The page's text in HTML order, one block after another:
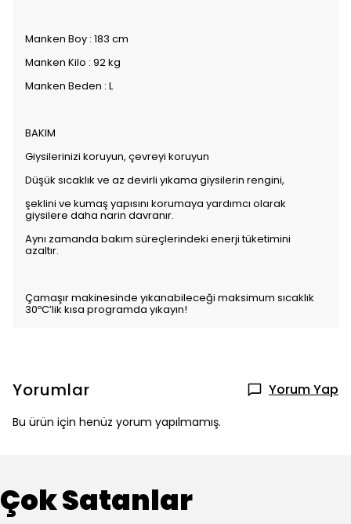
Manken Boy : 183 cm
Manken Kilo : 92 kg
Manken Beden : L
BAKIM
Giysilerinizi koruyun, çevreyi koruyun
Düşük sıcaklık ve az devirli yıkama giysilerin rengini,
şeklini ve kumaş yapısını korumaya yardımcı olarak
giysilere daha narin davranır.
Aynı zamanda bakım süreçlerindeki enerji tüketimini
azaltır.
Çamaşır makinesinde yıkanabileceği maksimum sıcaklık
30ºC’lik kısa programda yıkayın!
Yorumlar Yorum Yap
Bu ürün için henüz yorum yapılmamış.
Çok Satanlar